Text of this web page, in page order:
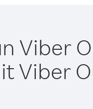
Viber
Viber